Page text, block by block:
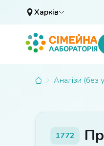
Харків
Аналізи (без
1772